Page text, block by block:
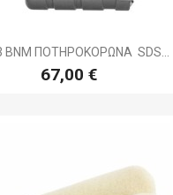
Γρήγορη προβολή
BNM ΠΟΤΗΡΟΚΟΡΩΝΑ SDS...
67,00 €